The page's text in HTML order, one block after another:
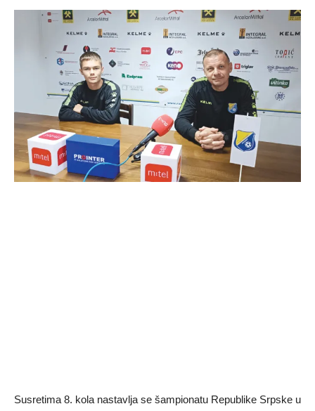
Susretima 8. kola nastavlja se šampionatu Republike Srpske u